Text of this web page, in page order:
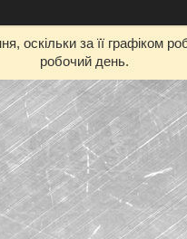
оскільки за її графіком
робочий день.